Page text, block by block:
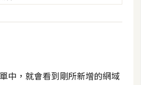
中，就會看到剛所新增的網域